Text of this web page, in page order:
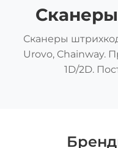
Сканеры
Urovo, Chainway.
1D/2D.